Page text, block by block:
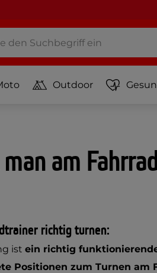
Outdoor
am
richtig turnen:
ist ein richtig
Positionen zum Turnen am